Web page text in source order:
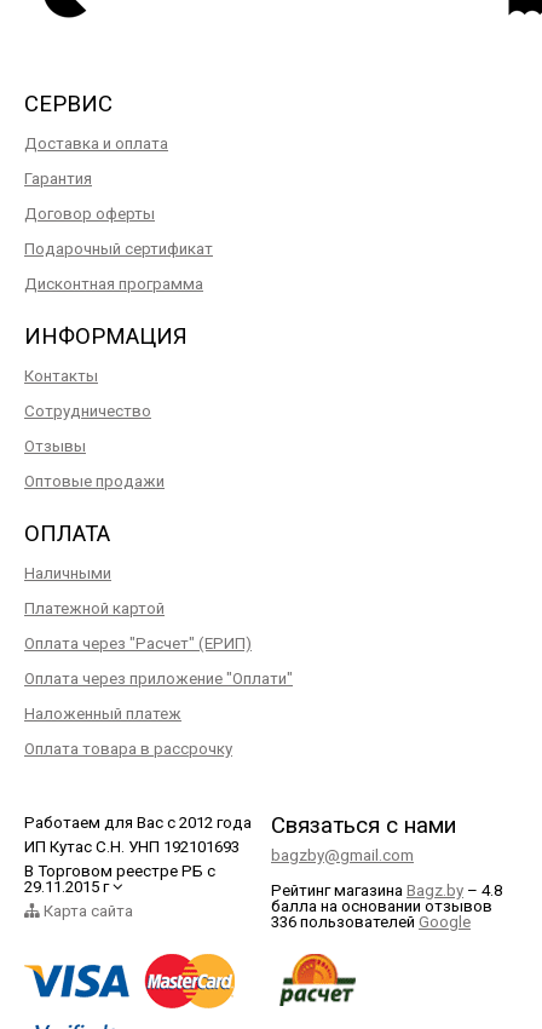
СЕРВИС
Доставка и оплата
Гарантия
Договор оферты
Подарочный сертификат
Дисконтная программа
ИНФОРМАЦИЯ
Контакты
Сотрудничество
Отзывы
Оптовые продажи
ОПЛАТА
Наличными
Платежной картой
Оплата через "Расчет" (ЕРИП)
Оплата через приложение "Оплати"
Наложенный платеж
Оплата товара в рассрочку
Работаем для Вас с 2012 года
ИП Кутас С.Н. УНП 192101693
В Торговом реестре РБ с
29.11.2015 г
Карта сайта
Связаться с нами
bagzby@gmail.com
Рейтинг магазина Bagz.by – 4.8
балла на основании отзывов
336 пользователей Google